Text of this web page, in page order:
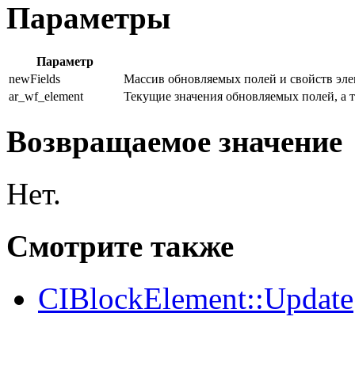
Параметры
Параметр
newFields
Массив обновляемых полей и свойств
ar_wf_element
Текущие значения обновляемых полей, а
Возвращаемое значение
Нет.
Смотрите также
CIBlockElement::Update